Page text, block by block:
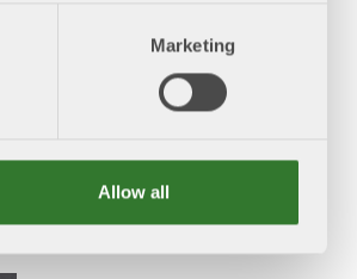
Marketing
Allow all